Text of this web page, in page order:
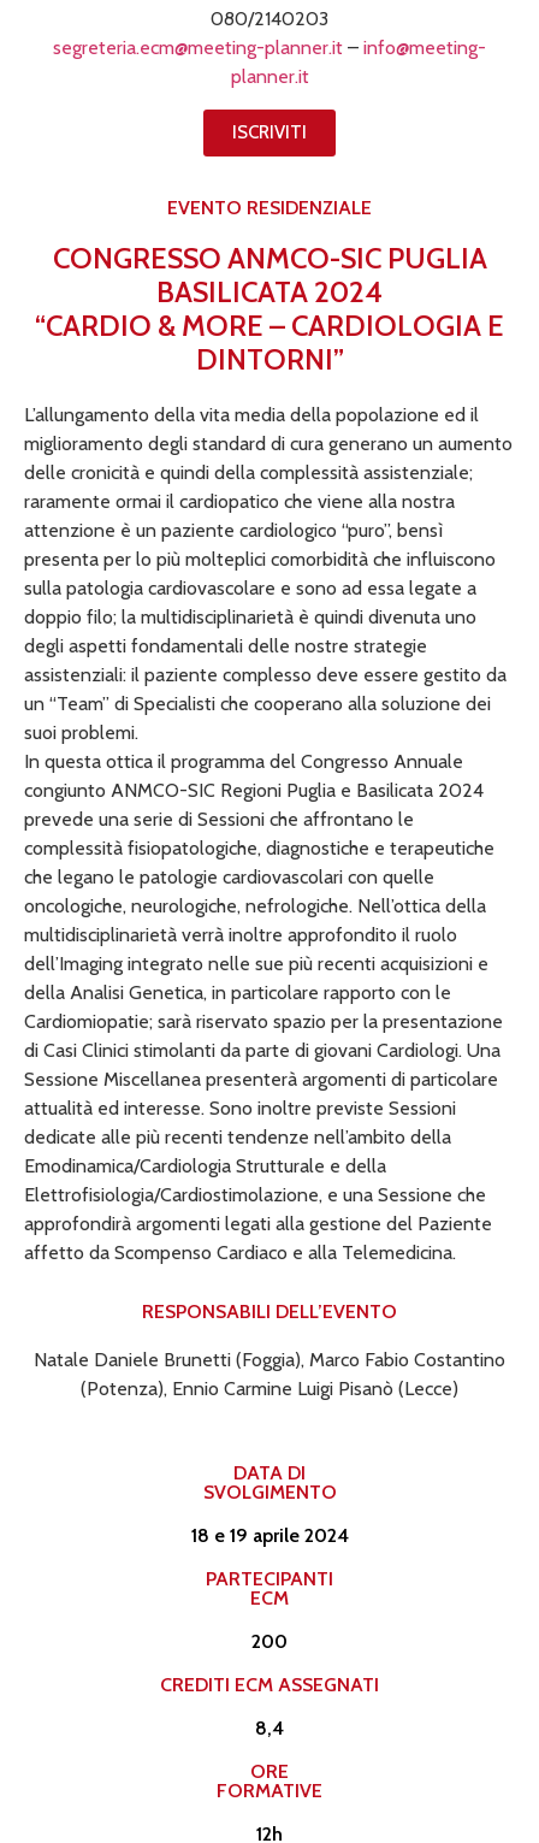
080/2140203
segreteria.ecm@meeting-planner.it – info@meeting-
planner.it
ISCRIVITI
EVENTO RESIDENZIALE
CONGRESSO ANMCO-SIC PUGLIA
BASILICATA 2024
“CARDIO & MORE – CARDIOLOGIA E
DINTORNI”
L’allungamento della vita media della popolazione ed il
miglioramento degli standard di cura generano un aumento
delle cronicità e quindi della complessità assistenziale;
raramente ormai il cardiopatico che viene alla nostra
attenzione è un paziente cardiologico “puro”, bensì
presenta per lo più molteplici comorbidità che influiscono
sulla patologia cardiovascolare e sono ad essa legate a
doppio filo; la multidisciplinarietà è quindi divenuta uno
degli aspetti fondamentali delle nostre strategie
assistenziali: il paziente complesso deve essere gestito da
un “Team” di Specialisti che cooperano alla soluzione dei
suoi problemi.
In questa ottica il programma del Congresso Annuale
congiunto ANMCO-SIC Regioni Puglia e Basilicata 2024
prevede una serie di Sessioni che affrontano le
complessità fisiopatologiche, diagnostiche e terapeutiche
che legano le patologie cardiovascolari con quelle
oncologiche, neurologiche, nefrologiche. Nell’ottica della
multidisciplinarietà verrà inoltre approfondito il ruolo
dell’Imaging integrato nelle sue più recenti acquisizioni e
della Analisi Genetica, in particolare rapporto con le
Cardiomiopatie; sarà riservato spazio per la presentazione
di Casi Clinici stimolanti da parte di giovani Cardiologi. Una
Sessione Miscellanea presenterà argomenti di particolare
attualità ed interesse. Sono inoltre previste Sessioni
dedicate alle più recenti tendenze nell’ambito della
Emodinamica/Cardiologia Strutturale e della
Elettrofisiologia/Cardiostimolazione, e una Sessione che
approfondirà argomenti legati alla gestione del Paziente
affetto da Scompenso Cardiaco e alla Telemedicina.
RESPONSABILI DELL’EVENTO​
Natale Daniele Brunetti (Foggia), Marco Fabio Costantino
(Potenza), Ennio Carmine Luigi Pisanò (Lecce)
DATA DI
SVOLGIMENTO
18 e 19 aprile 2024
PARTECIPANTI
ECM
200
CREDITI ECM ASSEGNATI​
8,4
ORE
FORMATIVE
12h